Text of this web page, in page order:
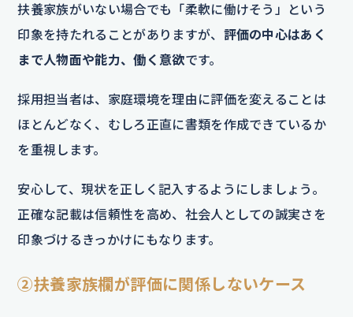
扶養家族がいない場合でも「柔軟に働けそう」という
印象を持たれることがありますが、 評価の中心はあく
まで人物面や能力、働く意欲です。
採用担当者は、家庭環境を理由に評価を変えることは
ほとんどなく、むしろ正直に書類を作成できているか
を重視します。
安心して、現状を正しく記入するようにしましょう。
正確な記載は信頼性を高め、社会人としての誠実さを
印象づけるきっかけにもなります。
②扶養家族欄が評価に関係しないケース